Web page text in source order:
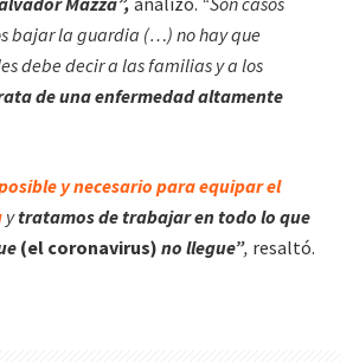
bajar la guardia (…) no hay que
debe decir a las familias y a los
de una enfermedad altamente
y necesario para equipar el
ytratamos de trabajar en todo lo que
(el coronavirus) no llegue”, resaltó.